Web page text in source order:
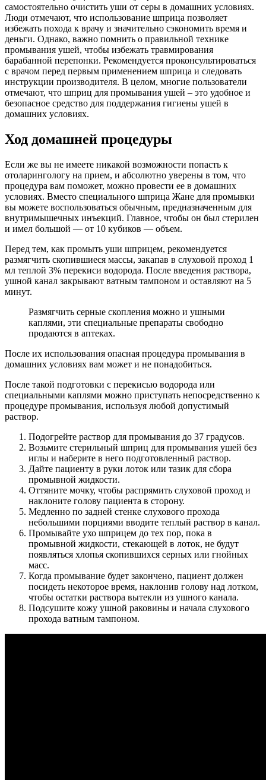
самостоятельно очистить уши от серы в домашних условиях.
Люди отмечают, что использование шприца позволяет
избежать похода к врачу и значительно сэкономить время и
деньги. Однако, важно помнить о правильной технике
промывания ушей, чтобы избежать травмирования
барабанной перепонки. Рекомендуется проконсультироваться
с врачом перед первым применением шприца и следовать
инструкции производителя. В целом, многие пользователи
отмечают, что шприц для промывания ушей – это удобное и
безопасное средство для поддержания гигиены ушей в
домашних условиях.
Ход домашней процедуры
Если же вы не имеете никакой возможности попасть к
отоларингологу на прием, и абсолютно уверены в том, что
процедура вам поможет, можно провести ее в домашних
условиях. Вместо специального шприца Жане для промывки
вы можете воспользоваться обычным, предназначенным для
внутримышечных инъекций. Главное, чтобы он был стерилен
и имел большой — от 10 кубиков — объем.
Перед тем, как промыть уши шприцем, рекомендуется
размягчить скопившиеся массы, закапав в слуховой проход 1
мл теплой 3% перекиси водорода. После введения раствора,
ушной канал закрывают ватным тампоном и оставляют на 5
минут.
Размягчить серные скопления можно и ушными
каплями, эти специальные препараты свободно
продаются в аптеках.
После их использования опасная процедура промывания в
домашних условиях вам может и не понадобиться.
После такой подготовки с перекисью водорода или
специальными каплями можно приступать непосредственно к
процедуре промывания, используя любой допустимый
раствор.
Подогрейте раствор для промывания до 37 градусов.
Возьмите стерильный шприц для промывания ушей без
иглы и наберите в него подготовленный раствор.
Дайте пациенту в руки лоток или тазик для сбора
промывной жидкости.
Оттяните мочку, чтобы распрямить слуховой проход и
наклоните голову пациента в сторону.
Медленно по задней стенке слухового прохода
небольшими порциями вводите теплый раствор в канал.
Промывайте ухо шприцем до тех пор, пока в
промывной жидкости, стекающей в лоток, не будут
появляться хлопья скопившихся серных или гнойных
масс.
Когда промывание будет закончено, пациент должен
посидеть некоторое время, наклонив голову над лотком,
чтобы остатки раствора вытекли из ушного канала.
Подсушите кожу ушной раковины и начала слухового
прохода ватным тампоном.